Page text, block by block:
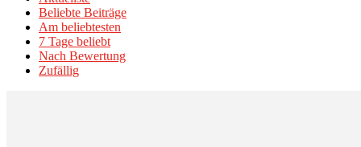
Beliebte Beiträge
Am beliebtesten
7 Tage beliebt
Nach Bewertung
Zufällig